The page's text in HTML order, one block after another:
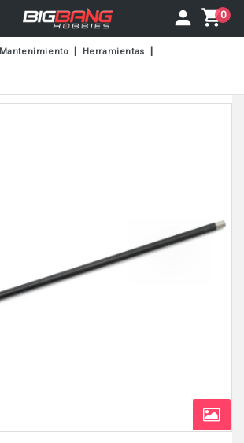
0
Mantenimiento Herramientas